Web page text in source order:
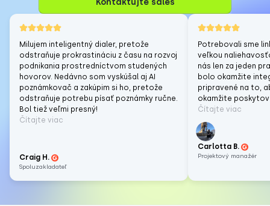
Milujem inteligentný dialer, pretože
odstraňuje prokrastináciu z času na rozvoj
podnikania prostredníctvom studených
hovorov. Nedávno som vyskúšal aj AI
poznámkovač a zakúpim si ho, pretože
odstraňuje potrebu písať poznámky ručne.
Bol tiež veľmi presný!
Čítajte viac
Craig H.
Spoluzakladateľ
Potrebovali sme
veľkou
nás len za jeden
bolo okamžite
pripravené na to,
okamžite
Čítajte viac
Carlotta B.
Projektový manažér